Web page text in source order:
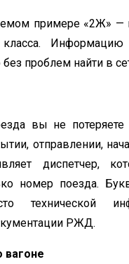
примере «2Ж» —
проблем найти в
вы не потеряете
отправлении,
диспетчер,
номер поезда.
технической
РЖД.
вагоне